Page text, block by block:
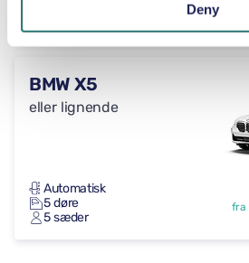
Deny
BMW X5
eller lignende
Automatisk
5 døre
5 sæder
fra